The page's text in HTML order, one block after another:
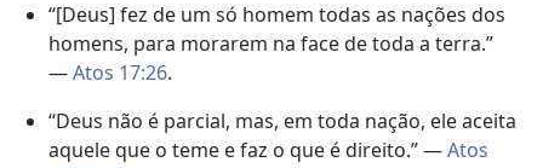
“[Deus] fez de um só homem todas as nações dos
homens, para morarem na face de toda a terra.”
—Atos 17:26.
“Deus não é parcial, mas, em toda nação, ele aceita
aquele que o teme e faz o que é direito.” —Atos